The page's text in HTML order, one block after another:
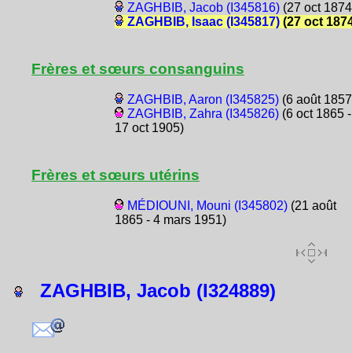
ZAGHBIB, Jacob (I345816)(27 oct
ZAGHBIB, Isaac (I345817)(27 oct
Frères et sœurs consanguins
ZAGHBIB, Aaron (I345825)(6 août
ZAGHBIB, Zahra (I345826)(6 oct 1865 -
17 oct 1905)
Frères et sœurs utérins
MÉDIOUNI, Mouni (I345802)(21 août
1865 - 4 mars 1951)
ZAGHBIB, Jacob (I324889)